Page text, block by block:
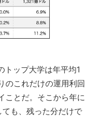
ップ大学は年平均1
のこれだけの運用利回
ことだ。そこから年に
も、残った分だけで